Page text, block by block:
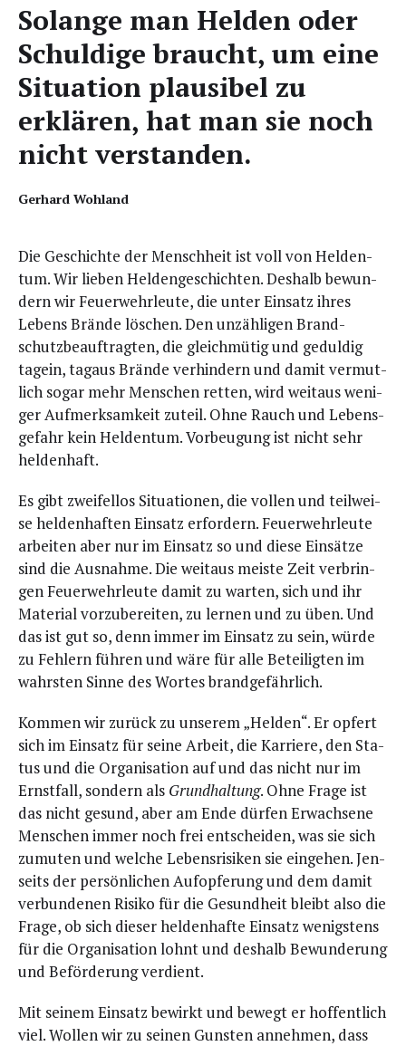
Solan­ge man Hel­den oder
Schul­di­ge braucht, um eine
Situa­ti­on plau­si­bel zu
erklä­ren, hat man sie noch
nicht verstanden.
Ger­hard Wohland
Die Geschich­te der Mensch­heit ist voll von Hel­den­
tum. Wir lie­ben Hel­den­ge­schich­ten. Des­halb bewun­
dern wir Feu­er­wehr­leu­te, die unter Ein­satz ihres
Lebens Brän­de löschen. Den unzäh­li­gen Brand­
schutz­be­auf­trag­ten, die gleich­mü­tig und gedul­dig
tag­ein, tag­aus Brän­de ver­hin­dern und damit ver­mut­
lich sogar mehr Men­schen ret­ten, wird weit­aus weni­
ger Auf­merk­sam­keit zuteil. Ohne Rauch und Lebens­
ge­fahr kein Hel­den­tum. Vor­beu­gung ist nicht sehr
heldenhaft.
Es gibt zwei­fel­los Situa­tio­nen, die vol­len und teil­wei­
se hel­den­haf­ten Ein­satz erfor­dern. Feu­er­wehr­leu­te
arbei­ten aber nur im Ein­satz so und die­se Ein­sät­ze
sind die Aus­nah­me. Die weit­aus meis­te Zeit ver­brin­
gen Feu­er­wehr­leu­te damit zu war­ten, sich und ihr
Mate­ri­al vor­zu­be­rei­ten, zu ler­nen und zu üben. Und
das ist gut so, denn immer im Ein­satz zu sein, wür­de
zu Feh­lern füh­ren und wäre für alle Betei­lig­ten im
wahrs­ten Sin­ne des Wor­tes brandgefährlich.
Kom­men wir zurück zu unse­rem „Hel­den“. Er opfert
sich im Ein­satz für sei­ne Arbeit, die Kar­rie­re, den Sta­
tus und die Orga­ni­sa­ti­on auf und das nicht nur im
Ernst­fall, son­dern als Grund­hal­tung. Ohne Fra­ge ist
das nicht gesund, aber am Ende dür­fen Erwach­se­ne
Men­schen immer noch frei ent­schei­den, was sie sich
zumu­ten und wel­che Lebens­ri­si­ken sie ein­ge­hen. Jen­
seits der per­sön­li­chen Auf­op­fe­rung und dem damit
ver­bun­de­nen Risi­ko für die Gesund­heit bleibt also die
Fra­ge, ob sich die­ser hel­den­haf­te Ein­satz wenigs­tens
für die Orga­ni­sa­ti­on lohnt und des­halb Bewun­de­rung
und Beför­de­rung verdient.
Mit sei­nem Ein­satz bewirkt und bewegt er hof­fent­lich
viel. Wol­len wir zu sei­nen Guns­ten anneh­men, dass